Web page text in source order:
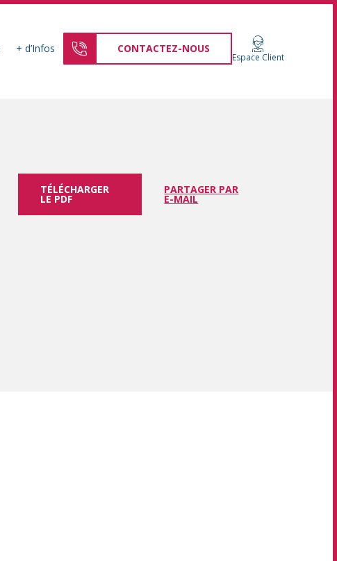
+ d’Infos CONTACTEZ-NOUS
Espace Client
TÉLÉCHARGER
LE PDF
PARTAGER PAR
E-MAIL